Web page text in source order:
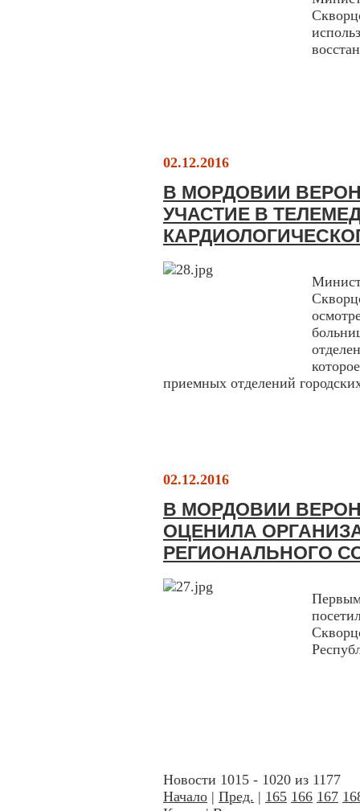
02.12.2016
В МОРДОВИИ
УЧАСТИЕ В
приемных отделений
02.12.2016
В МОРДОВИИ
ОЦЕНИЛА
РЕГИОНАЛЬНОГО
Новости 1015 - 1020 из 1177
Начало | Пред. | 165 166 167